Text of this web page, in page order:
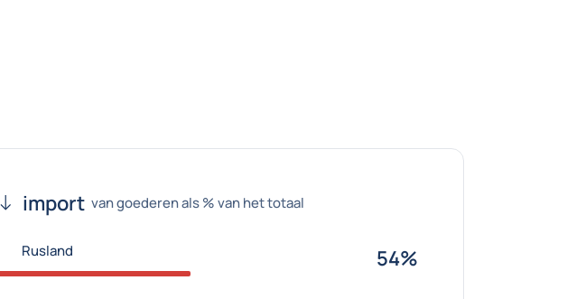
import van goederen als % van het totaal
Rusland 54%